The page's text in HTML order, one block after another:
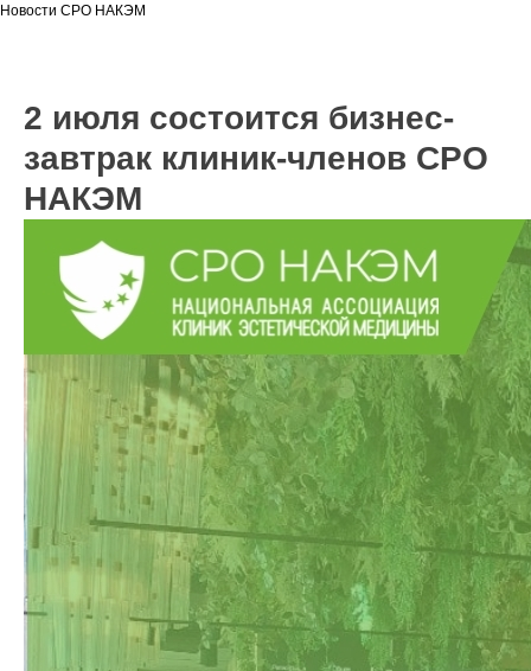
Новости СРО НАКЭМ
2 июля состоится бизнес-
завтрак клиник-членов СРО
НАКЭМ